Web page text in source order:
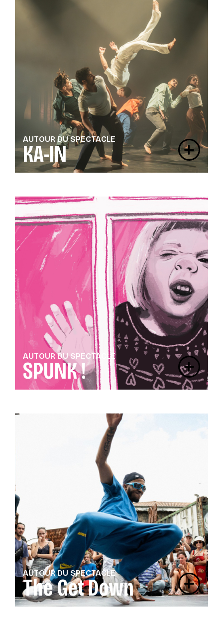
AUTOUR DU SPECTACLE
KA-IN
AUTOUR DU SPECTACLE
SPUNK !
AUTOUR DU SPECTACLE
The Get Down